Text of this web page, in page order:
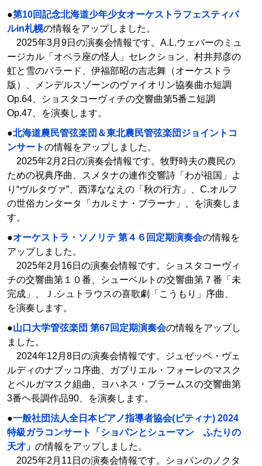
●第10回記念北海道少年少女オーケストラフェスティバ
ルin札幌の情報をアップしました。
2025年3月9日の演奏会情報です。A.L.ウェバーのミュ
ージカル「オペラ座の怪人」セレクション、村井邦彦の
虹と雪のバラード、伊福部昭の吉志舞（オーケストラ
版）、メンデルスゾーンのヴァイオリン協奏曲ホ短調
Op.64、ショスタコーヴィチの交響曲第5番ニ短調
Op.47、を演奏します。
●北海道農民管弦楽団＆東北農民管弦楽団ジョイントコ
ンサートの情報をアップしました。
2025年2月2日の演奏会情報です。牧野時夫の農民の
ための祝典序曲、スメタナの連作交響詩「わが祖国」よ
り“ヴルタヴァ”、西澤ななえの「秋の行方」、C.オルフ
の世俗カンタータ「カルミナ・ブラーナ」、を演奏しま
す。
●オーケストラ・ソノリテ 第４６回定期演奏会の情報を
アップしました。
2025年2月16日の演奏会情報です。ショスタコーヴィ
チの交響曲第１０番、シューベルトの交響曲第７番「未
完成」、Ｊ.シュトラウスの喜歌劇「こうもり」序曲、
を演奏します。
●山口大学管弦楽団 第67回定期演奏会の情報をアップし
ました。
2024年12月8日の演奏会情報です。ジュゼッペ・ヴェ
ルディのナブッコ序曲、ガブリエル・フォーレのマスク
とベルガマスク組曲、ヨハネス・ブラームスの交響曲第
3番ヘ長調作品90、を演奏します。
●一般社団法人全日本ピアノ指導者協会(ピティナ) 2024
特級ガラコンサート「ショパンとシューマン ふたりの
天才」 の情報をアップしました。
2025年2月11日の演奏会情報です。ショパンのノクタ